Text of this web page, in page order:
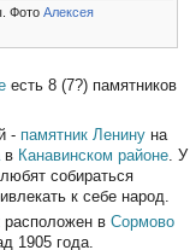
Фото Алексея
есть 8 (7?) памятников
- памятник Ленинуна
в Канавинском районе. У
собираться
к себе народ.
расположен в Сормово
1905 года.